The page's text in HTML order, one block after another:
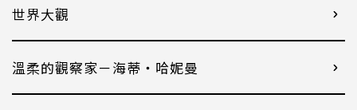
世界大觀
溫柔的觀察家－海蒂・哈妮曼